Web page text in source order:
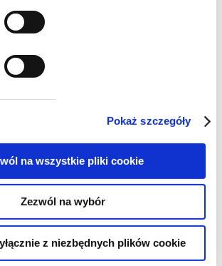
Pokaż szczegóły
na wszystkie pliki cookie
Zezwól na wybór
z niezbędnych plików cookie
nabędzie mienie
jej długi